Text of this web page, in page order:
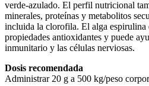
verde-azulado. El perfil nutricional
minerales, proteínas y metabolitos
incluida la clorofila. El alga espirulina
propiedades antioxidantes y puede
inmunitario y las células nerviosas.
Dosis recomendada
Administrar 20 g a 500 kg/peso